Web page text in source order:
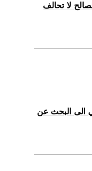
لا تحالف
الى البحث عن